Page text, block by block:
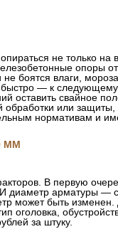
не только
опоры
боятся влаги,
— к следующему
оставить свайное
или защиты,
нормативам и
ММ
В первую
диаметр арматуры —
может быть
оголовка,
за штуку.